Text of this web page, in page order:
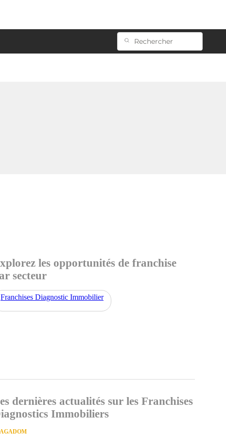
les opportunités de franchise
secteur
Franchises Diagnostic Immobilier
dernières actualités sur les Franchises
Immobiliers